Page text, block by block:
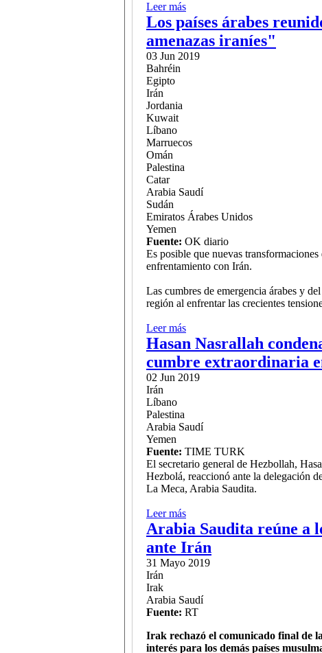
Leer más
Los países árabes
amenazas iraníes"
03 Jun 2019
Bahréin
Egipto
Irán
Jordania
Kuwait
Líbano
Marruecos
Omán
Palestina
Catar
Arabia Saudí
Sudán
Emiratos Árabes Unidos
Yemen
Fuente: OK diario
Es posible que nuevas
enfrentamiento con Irán.
Las cumbres de emergencia árabes y
región al enfrentar las crecientes
Leer más
Hasan Nasrallah
cumbre extraordinaria
02 Jun 2019
Irán
Líbano
Palestina
Arabia Saudí
Yemen
Fuente: TIME TURK
El secretario general de Hezbollah,
Hezbolá, reaccionó ante la delegación
La Meca, Arabia Saudita.
Leer más
Saudita
Arabia Saudita reúne a
ante Irán
31 Mayo 2019
Irán
Irak
Arabia Saudí
Fuente: RT
Irak rechazó el comunicado final de
interés para los demás países